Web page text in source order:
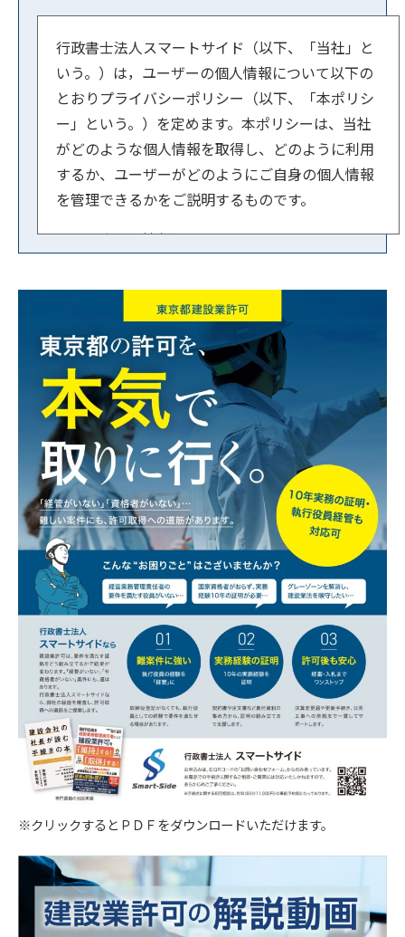
行政書士法人スマートサイド（以下、「当社」と
いう。）は，ユーザーの個人情報について以下の
とおりプライバシーポリシー（以下、「本ポリシ
ー」という。）を定めます。本ポリシーは、当社
がどのような個人情報を取得し、どのように利用
するか、ユーザーがどのようにご自身の個人情報
を管理できるかをご説明するものです。
【１．事業者情報】
住所：東京都文京区小石川1-3-23 ル・ビジュー
代表者：横内 賢郎
【２．個人情報の取得方法】
当社はユーザーが利用登録をするとき、氏名・生
年月日・住所・電話番号・メールアドレスなど個
人を特定できる情報を取得させていただきます。
お問い合わせフォームやコメントの送信時には、
氏名・電話番号・メールアドレスを取得させてい
ただきます。
【３．個人情報の利用目的】
取得した閲覧・購買履歴等の情報を分析し、ユー
ザー別に適した商品・サービスをお知らせするた
めに利用します。また、取得した閲覧・購買履歴
等の情報は、結果をスコア化した上で当該スコア
を第三者へ提供します。
【４．個人データを安全に管理するための措置】
当社は個人情報を正確かつ最新の内容に保つよう
努め、不正なアクセス・改ざん・漏えい・滅失及
び毀損から保護するため全従業員及び役員に対し
護規程を設け、現場での管理についても定期的に
点検を行っています。
【５．個人データの第三者提供について】
※クリックするとＰＤＦをダウンロードいただけます。